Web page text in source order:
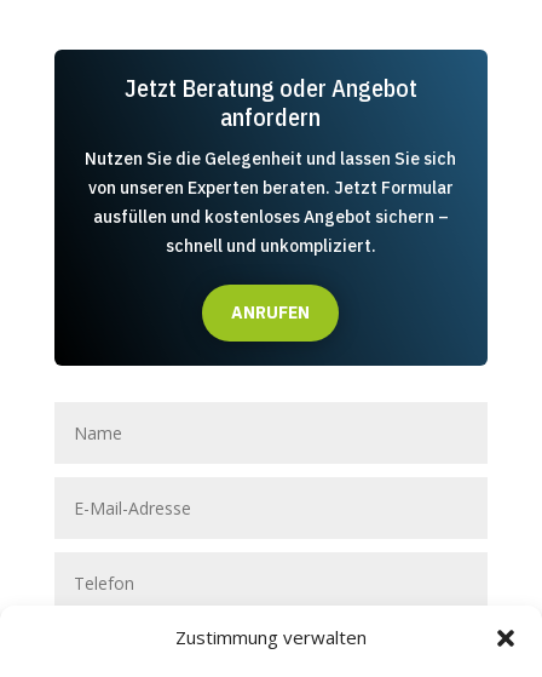
Zustimmung verwalten
Jetzt Beratung oder Angebot
anfordern
Nutzen Sie die Gelegenheit und lassen Sie sich
von unseren Experten beraten. Jetzt Formular
ausfüllen und kostenloses Angebot sichern –
schnell und unkompliziert.
ANRUFEN